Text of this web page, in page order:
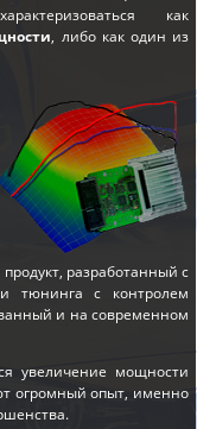
как
, либо как один из
разработанный с
тюнинга с контролем
и на современном
увеличение мощности
огромный опыт, именно